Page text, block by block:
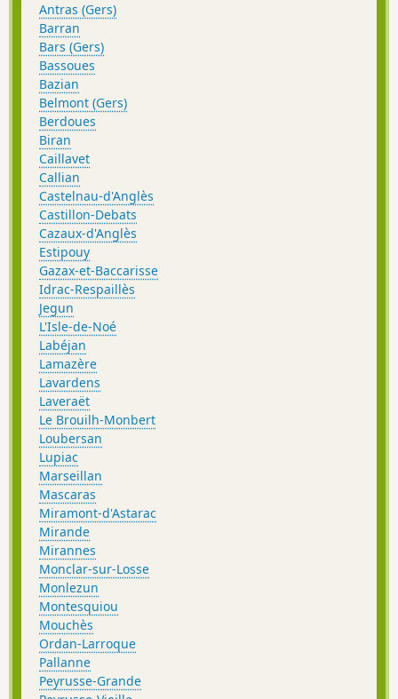
Antras (Gers)
Barran
Bars (Gers)
Bassoues
Bazian
Belmont (Gers)
Berdoues
Biran
Caillavet
Callian
Castelnau-d'Anglès
Castillon-Debats
Cazaux-d'Anglès
Estipouy
Gazax-et-Baccarisse
Idrac-Respaillès
Jegun
L'Isle-de-Noé
Labéjan
Lamazère
Lavardens
Laveraët
Le Brouilh-Monbert
Loubersan
Lupiac
Marseillan
Mascaras
Miramont-d'Astarac
Mirande
Mirannes
Monclar-sur-Losse
Monlezun
Montesquiou
Mouchès
Ordan-Larroque
Pallanne
Peyrusse-Grande